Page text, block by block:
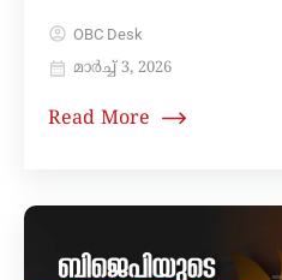
OBC Desk
മാർച്ച്‌ 3, 2026
Read More